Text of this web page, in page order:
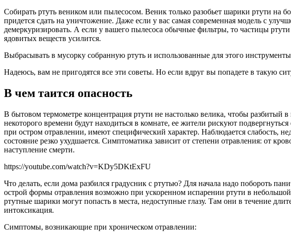
Собирать ртуть веником или пылесосом. Веник только разобьет шарики ртути на
придется сдать на уничтожение. Даже если у вас самая современная модель с
демеркуризировать. А если у вашего пылесоса обычные фильтры, то частицы
ядовитых веществ усилится.
Выбрасывать в мусорку собранную ртуть и использованные для этого
Надеюсь, вам не пригодятся все эти советы. Но если вдруг вы попадете в такую
В чем таится опасность
В бытовом термометре концентрация ртути не настолько велика, чтобы разбитый
некоторого времени будут находиться в комнате, ее жители рискуют
при остром отравлении, имеют специфический характер. Наблюдается слабость,
состояние резко ухудшается. Симптоматика зависит от степени отравления: от
наступление смерти.
https://youtube.com/watch?v=KDy5DKtExFU
Что делать, если дома разбился градусник с ртутью? Для начала надо побороть
острой формы отравления возможно при ускоренном испарении ртути в
ртутные шарики могут попасть в места, недоступные глазу. Там они в течение
интоксикация.
Симптомы, возникающие при хроническом отравлении: